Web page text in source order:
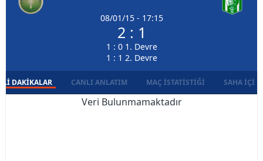
08/01/15 - 17:15
2 : 1
1 : 0 1. Devre
1 : 1 2. Devre
DAKIKALAR CANLI ANLATIM MAÇ İSTATISTIĞI SAHA İÇI
Veri Bulunmamaktadır